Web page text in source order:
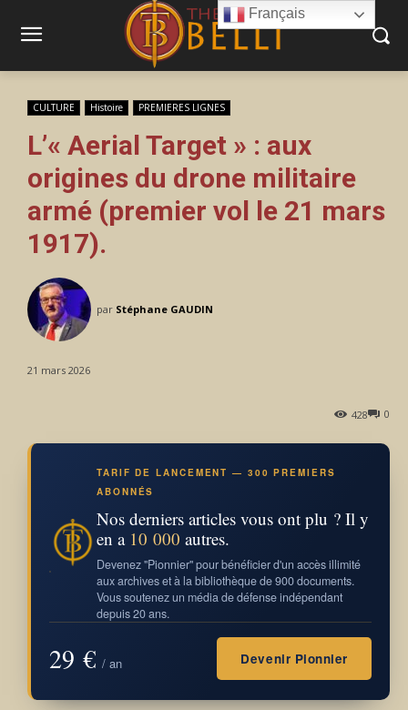
CULTURE Histoire PREMIERES LIGNES
L’« Aerial Target » : aux
origines du drone militaire
armé (premier vol le 21 mars
1917).
par Stéphane GAUDIN
21 mars 2026
0
428
TARIF DE LANCEMENT — 300 PREMIERS
ABONNÉS
Nos derniers articles vous ont plu ? Il y
en a 10 000 autres.
Devenez "Pionnier" pour bénéficier d'un accès illimité
aux archives et à la bibliothèque de 900 documents.
Vous soutenez un média de défense indépendant
depuis 20 ans.
29 € / an Devenir Pionnier
Français